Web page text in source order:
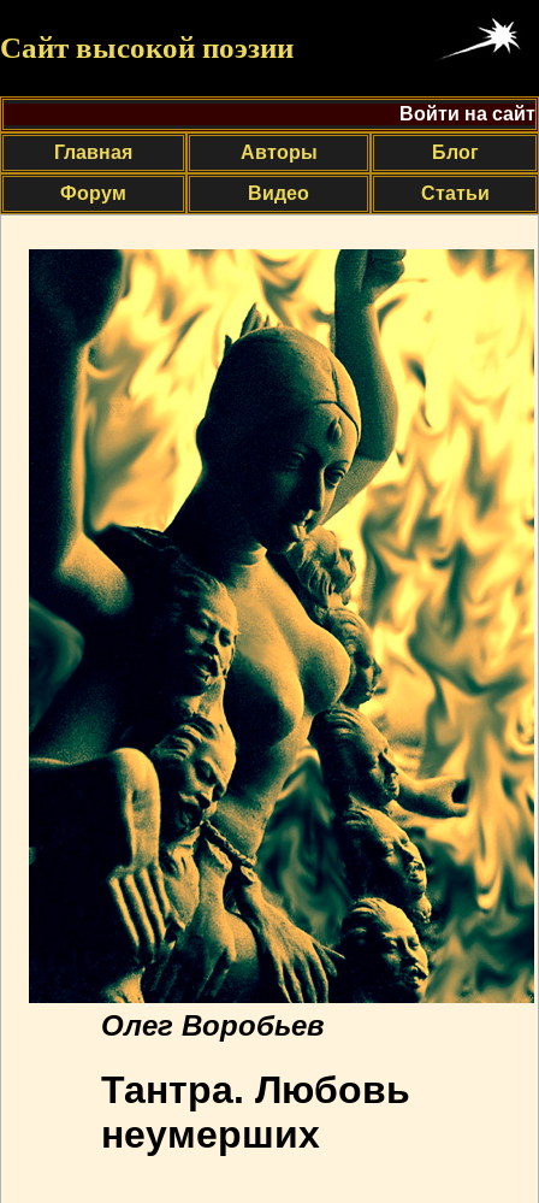
Сайт высокой поэзии
Войти на сайт
Главная
Авторы
Блог
Форум
Видео Статьи
Олег Воробьев
Тантра. Любовь
неумерших